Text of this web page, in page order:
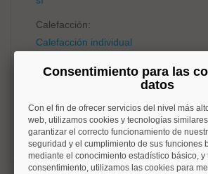
Calefacción:
Calefacción individual
Amueblado:
c/e:
No disponible
Consentimiento para las
datos
Con el fin de ofrecer servicios del nivel más
web, utilizamos cookies y tecnologías
garantizar el correcto funcionamiento de
seguridad y el cumplimiento de sus funciones
mediante el conocimiento estadístico básico, y
consentimiento, utilizamos las cookies para